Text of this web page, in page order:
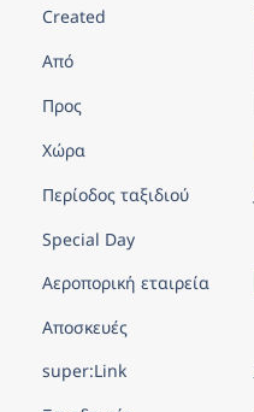
Created
Από
Προς
Χώρα
Περίοδος ταξιδιού
Special Day
Αεροπορική εταιρεία
Αποσκευές
super:Link